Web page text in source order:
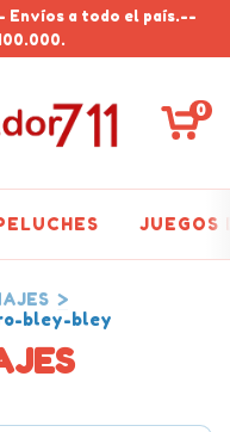
Envíos a todo el país.--
0
JUEGOS
>
bley-bley